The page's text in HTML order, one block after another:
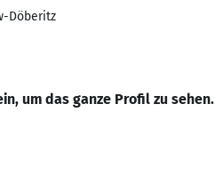
Döberitz
um das ganze Profil zu sehen.